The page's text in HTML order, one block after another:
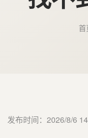
首
发布时间：2026/8/6